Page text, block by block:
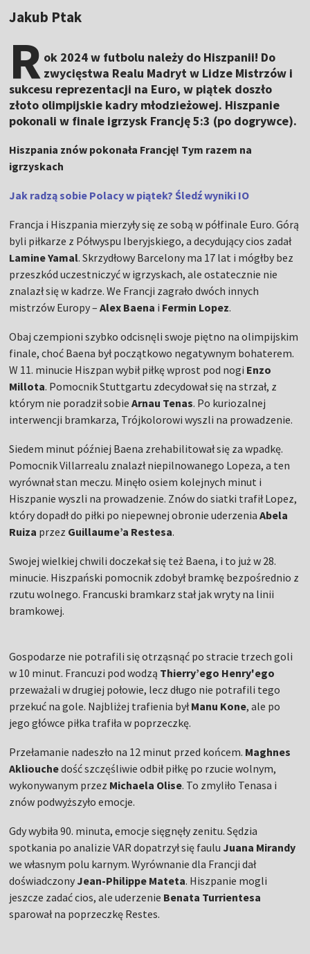
Jakub Ptak
R ok 2024 w futbolu należy do Hiszpanii! Do
zwycięstwa Realu Madryt w Lidze Mistrzów i
sukcesu reprezentacji na Euro, w piątek doszło
złoto olimpijskie kadry młodzieżowej. Hiszpanie
pokonali w finale igrzysk Francję 5:3 (po dogrywce).
Hiszpania znów pokonała Francję! Tym razem na
igrzyskach
Jak radzą sobie Polacy w piątek? Śledź wyniki IO
Francja i Hiszpania mierzyły się ze sobą w półfinale Euro. Górą
byli piłkarze z Półwyspu Iberyjskiego, a decydujący cios zadał
Lamine Yamal. Skrzydłowy Barcelony ma 17 lat i mógłby bez
przeszkód uczestniczyć w igrzyskach, ale ostatecznie nie
znalazł się w kadrze. We Francji zagrało dwóch innych
mistrzów Europy –Alex Baena i Fermin Lopez.
Obaj czempioni szybko odcisnęli swoje piętno na olimpijskim
finale, choć Baena był początkowo negatywnym bohaterem.
W 11. minucie Hiszpan wybił piłkę wprost pod nogi Enzo
Millota. Pomocnik Stuttgartu zdecydował się na strzał, z
którym nie poradził sobieArnau Tenas. Po kuriozalnej
interwencji bramkarza, Trójkolorowi wyszli na prowadzenie.
Siedem minut później Baena zrehabilitował się za wpadkę.
Pomocnik Villarrealu znalazł niepilnowanego Lopeza, a ten
wyrównał stan meczu. Minęło osiem kolejnych minut i
Hiszpanie wyszli na prowadzenie. Znów do siatki trafił Lopez,
który dopadł do piłki po niepewnej obronie uderzenia Abela
Ruiza przez Guillaume’a Restesa.
Swojej wielkiej chwili doczekał się też Baena, i to już w 28.
minucie. Hiszpański pomocnik zdobył bramkę bezpośrednio z
rzutu wolnego. Francuski bramkarz stał jak wryty na linii
bramkowej.
Gospodarze nie potrafili się otrząsnąć po stracie trzech goli
w 10 minut. Francuzi pod wodzą Thierry’ego Henry'ego
przeważali w drugiej połowie, lecz długo nie potrafili tego
przekuć na gole. Najbliżej trafienia byłManu Kone, ale po
jego główce piłka trafiła w poprzeczkę.
Przełamanie nadeszło na 12 minut przed końcem. Maghnes
Akliouchedość szczęśliwie odbił piłkę po rzucie wolnym,
wykonywanym przez Michaela Olise. To zmyliło Tenasa i
znów podwyższyło emocje.
Gdy wybiła 90. minuta, emocje sięgnęły zenitu. Sędzia
spotkania po analizie VAR dopatrzył się faulu Juana Mirandy
we własnym polu karnym. Wyrównanie dla Francji dał
doświadczony Jean-Philippe Mateta. Hiszpanie mogli
jeszcze zadać cios, ale uderzenie Benata Turrientesa
sparował na poprzeczkę Restes.